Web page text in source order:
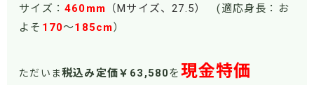
サイズ： 460mm （Mサイズ、27.5）
(適応身長：お
よそ 170～185cm）
ただいま税込み定価￥63 ,580を 現金特価